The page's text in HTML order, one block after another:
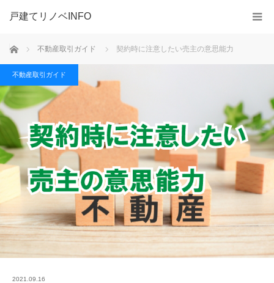
戸建てリノベINFO
ホーム 不動産取引ガイド 契約時に注意したい売主の意思能力
不動産取引ガイド
2021.09.16